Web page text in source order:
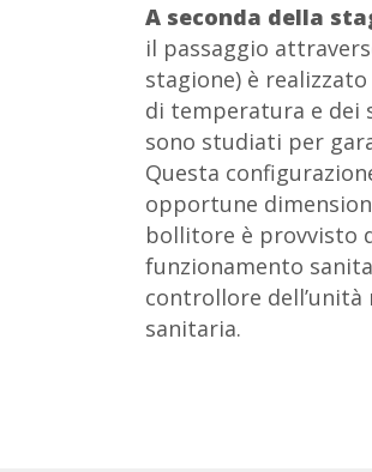
A seconda della
il passaggio
stagione) è
di temperatura e dei
sono studiati per
Questa
opportune
bollitore è provvisto
funzionamento
controllore dell’unità
sanitaria.